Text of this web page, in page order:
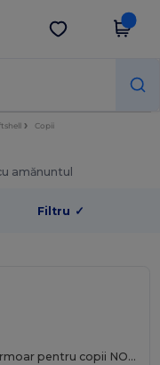
Descarcă app
Copii
amănuntul
Filtru ✓
Jacheta Fleece cu fermoar pentru copii NORTH KIDS